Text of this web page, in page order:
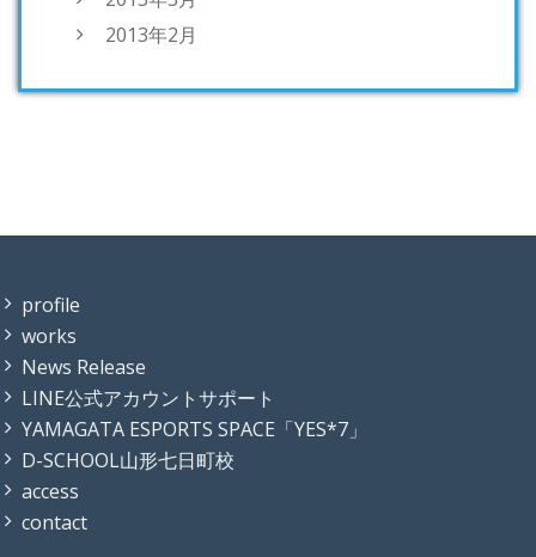
2013年2月
profile
works
News Release
LINE公式アカウントサポート
YAMAGATA ESPORTS SPACE「YES*7」
D-SCHOOL山形七日町校
access
contact